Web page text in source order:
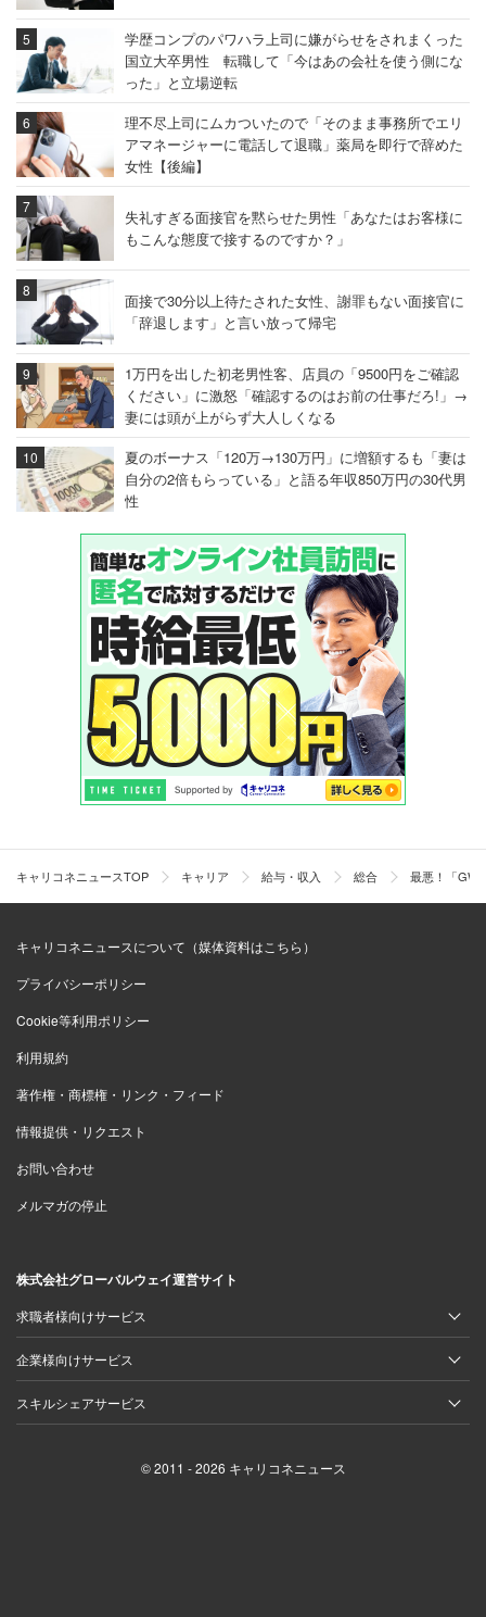
学歴コンプのパワハラ上司に嫌がらせをされまくった
国立大卒男性 転職して「今はあの会社を使う側にな
った」と立場逆転
理不尽上司にムカついたので「そのまま事務所でエリ
アマネージャーに電話して退職」薬局を即行で辞めた
女性【後編】
失礼すぎる面接官を黙らせた男性「あなたはお客様に
もこんな態度で接するのですか？」
面接で30分以上待たされた女性、謝罪もない面接官に
「辞退します」と言い放って帰宅
1万円を出した初老男性客、店員の「9500円をご確認
ください」に激怒「確認するのはお前の仕事だろ!」→
妻には頭が上がらず大人しくなる
夏のボーナス「120万→130万円」に増額するも「妻は
自分の2倍もらっている」と語る年収850万円の30代男
性
キャリコネニュースTOP キャリア 給与・収入 総合 最悪！「GW
キャリコネニュースについて（媒体資料はこちら）
プライバシーポリシー
Cookie等利用ポリシー
利用規約
著作権・商標権・リンク・フィード
情報提供・リクエスト
お問い合わせ
メルマガの停止
株式会社グローバルウェイ運営サイト
求職者様向けサービス
企業様向けサービス
スキルシェアサービス
© 2011 - 2026 キャリコネニュース